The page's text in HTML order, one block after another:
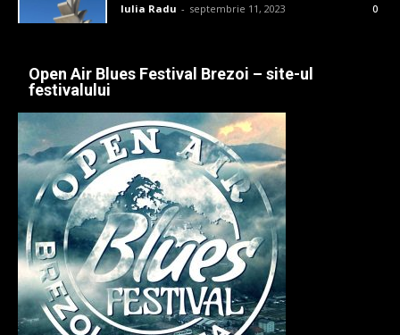
Iulia Radu - septembrie 11, 2023 0
Open Air Blues Festival Brezoi – site-ul
festivalului